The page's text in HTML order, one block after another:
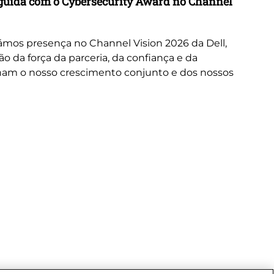
presença no Channel Vision 2026 da Dell,
da força da parceria, da confiança e da
o nosso crescimento conjunto e dos nossos